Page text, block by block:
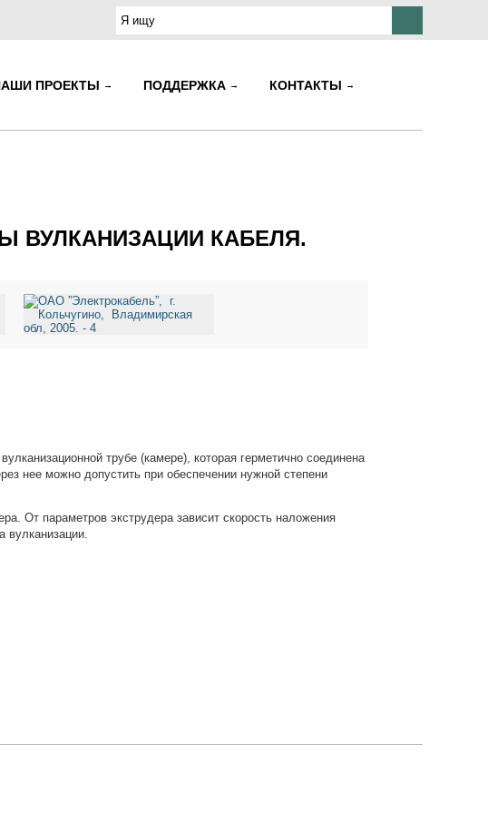
ПРОЕКТЫ ПОДДЕРЖКА КОНТАКТЫ
ВУЛКАНИЗАЦИИ КАБЕЛЯ.
трубе (камере), которая герметично соединена
нее можно допустить при обеспечении нужной степени
От параметров экструдера зависит скорость наложения
вулканизации.